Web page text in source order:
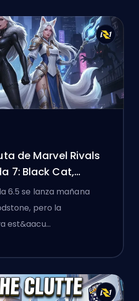
de Marvel Rivals
7: Black Cat,
el Evento Monsters
6.5 se lanza mañana
pero la
est&aacu…